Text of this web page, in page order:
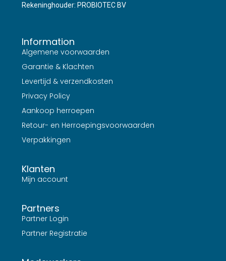
Rekeninghouder: PROBIOTEC BV
Information
Algemene voorwaarden
Garantie & Klachten
Levertijd & verzendkosten
Privacy Policy
Aankoop herroepen
Retour- en Herroepingsvoorwaarden
Verpakkingen
Klanten
Mijn account
Partners
Partner Login
Partner Registratie